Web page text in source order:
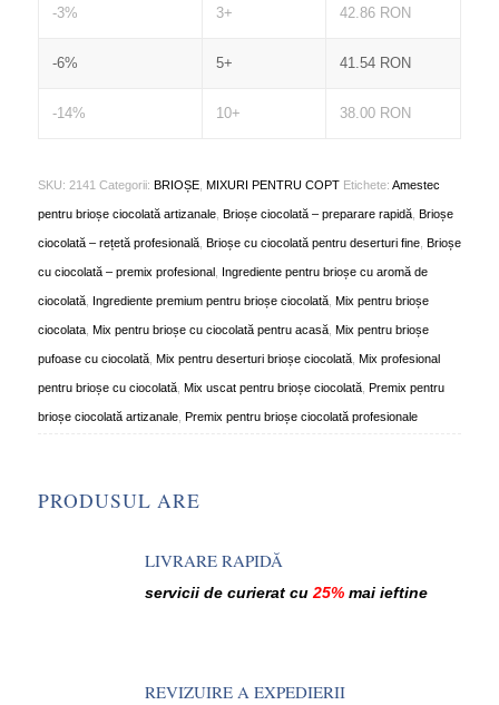
-3% 3+ 42.86 RON
-6% 5+ 41.54 RON
-14% 10+ 38.00 RON
SKU: 2141 Categorii: BRIOȘE, MIXURI PENTRU COPT Etichete: Amestec
pentru brioșe ciocolată artizanale, Brioșe ciocolată – preparare rapidă, Brioșe
ciocolată – rețetă profesională, Brioșe cu ciocolată pentru deserturi fine, Brioșe
cu ciocolată – premix profesional, Ingrediente pentru brioșe cu aromă de
ciocolată, Ingrediente premium pentru brioșe ciocolată, Mix pentru brioșe
ciocolata, Mix pentru brioșe cu ciocolată pentru acasă, Mix pentru brioșe
pufoase cu ciocolată, Mix pentru deserturi brioșe ciocolată, Mix profesional
pentru brioșe cu ciocolată, Mix uscat pentru brioșe ciocolată, Premix pentru
brioșe ciocolată artizanale, Premix pentru brioșe ciocolată profesionale
PRODUSUL ARE
LIVRARE RAPIDĂ
servicii de curierat cu25%mai ieftine
REVIZUIRE A EXPEDIERII